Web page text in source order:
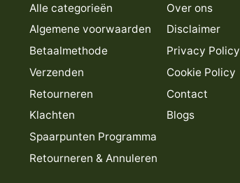
Alle categorieën
Algemene voorwaarden
Betaalmethode
Verzenden
Retourneren
Klachten
Spaarpunten Programma
Retourneren & Annuleren
Over ons
Disclaimer
Privacy Policy
Cookie Policy
Contact
Blogs